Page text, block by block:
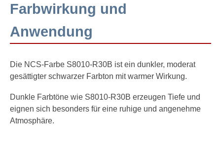
Farbwirkung und
Anwendung
Die NCS-Farbe S8010-R30B ist ein dunkler, moderat
gesättigter schwarzer Farbton mit warmer Wirkung.
Dunkle Farbtöne wie S8010-R30B erzeugen Tiefe und
eignen sich besonders für eine ruhige und angenehme
Atmosphäre.